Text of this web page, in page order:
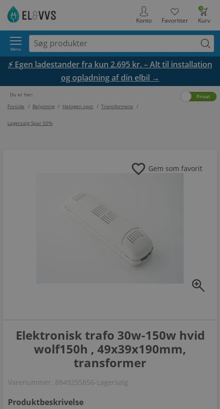
0
Kurv
Favoritter
Konto
Menu
⚡ Egen ladestander fra kun 2.695 kr. – Alt til installation
og opladning af din elbil →
Du er her:
Forside / Belysning / Halogen spot / Transformere /
Lagersalg Spar 50%
Privat
zoom_in
favorite Gem som favorit
Elektronisk trafo 30w-150w hvid
wolf150h , 49x39x190mm,
transformer
Varenummer: 8849255856-Lagersalg
Produktbeskrivelse